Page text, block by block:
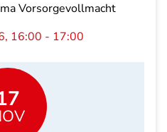
Vorsorgevollmacht
16:00 - 17:00